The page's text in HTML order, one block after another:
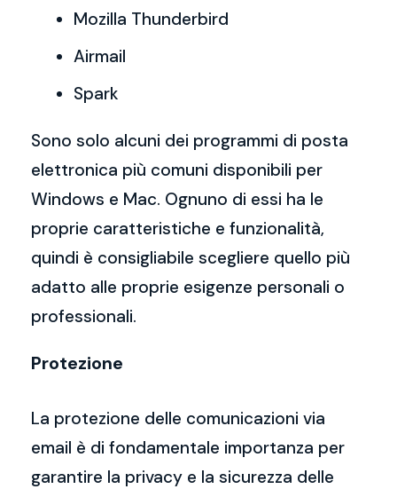
Mozilla Thunderbird
Airmail
Spark
Sono solo alcuni dei programmi di posta
elettronica più comuni disponibili per
Windows e Mac. Ognuno di essi ha le
proprie caratteristiche e funzionalità,
quindi è consigliabile scegliere quello più
adatto alle proprie esigenze personali o
professionali.
Protezione
La protezione delle comunicazioni via
email è di fondamentale importanza per
garantire la privacy e la sicurezza delle